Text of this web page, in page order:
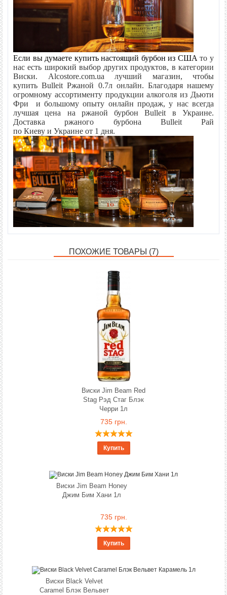
Если вы думаете купить настоящий бурбон из СШАто у
нас есть широкий выбор других продуктов, в категории
Виски. Alcostore.com.ua лучший магазин, чтобы
купить Bulleit Ржаной 0.7л онлайн. Благодаря нашему
огромному ассортименту продукции алкоголя из Дьюти
Фри и большому опыту онлайн продаж, у нас всегда
лучшая цена на ржаной бурбонBulleit в Украине.
Доставка ржаного бурбона
Bulleit Рай
по Киеву и Украине от 1 дня.
ПОХОЖИЕ ТОВАРЫ (7)
Виски Jim Beam Red
Stag Рэд Стаг Блэк
Черри 1л
735 грн.
Купить
Виски Jim Beam Honey
Джим Бим Хани 1л
735 грн.
Купить
Виски Black Velvet
Caramel Блэк Вельвет